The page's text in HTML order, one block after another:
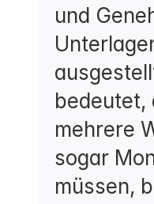
und
bedeutet,
mehrere
sogar
müssen,